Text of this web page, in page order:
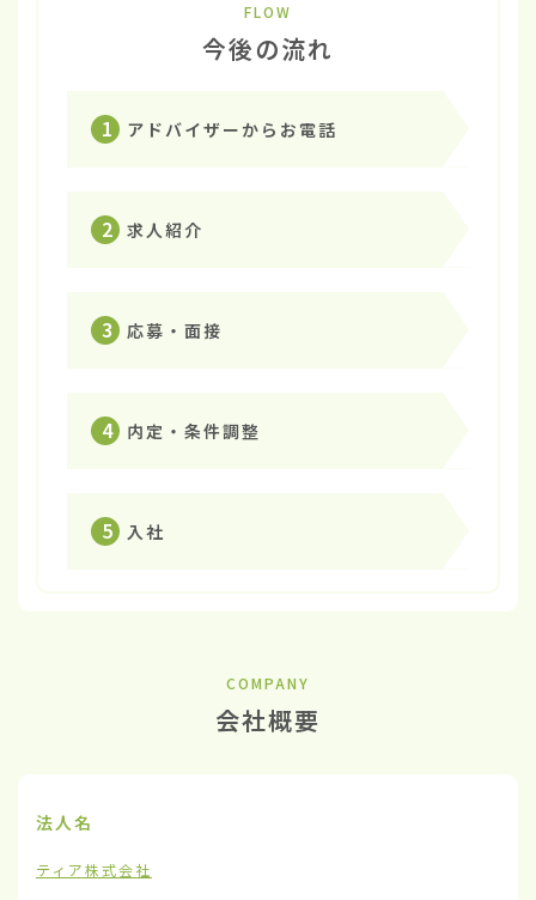
FLOW
今後の流れ
1 アドバイザーからお電話
2 求人紹介
3 応募・面接
4 内定・条件調整
5 入社
COMPANY
会社概要
法人名
ティア株式会社